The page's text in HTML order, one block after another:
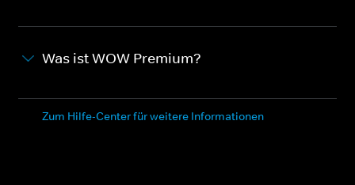
Was ist WOW Premium?
Zum Hilfe-Center für weitere Informationen